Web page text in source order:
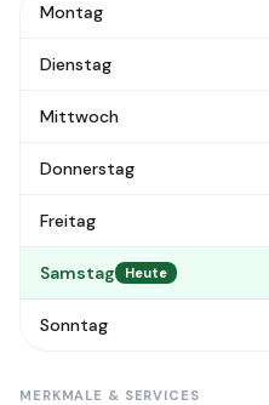
Montag
Dienstag
Mittwoch
Donnerstag
Freitag
Samstag Heute
Sonntag
MERKMALE & SERVICES